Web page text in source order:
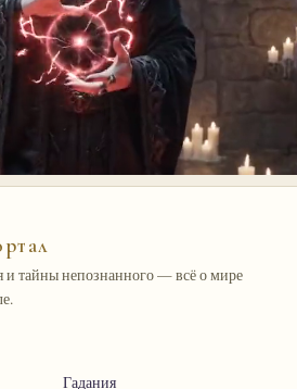
и тайны непознанного — всё о мире
Гадания